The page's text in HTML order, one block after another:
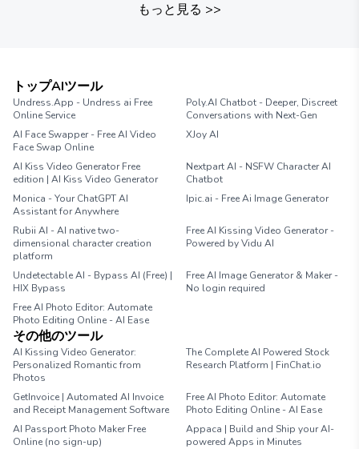
もっと見る >>
トップAIツール
Undress.App - Undress ai Free
Online Service
Poly.AI Chatbot - Deeper, Discreet
Conversations with Next-Gen
AI Face Swapper - Free AI Video
Face Swap Online
XJoy AI
AI Kiss Video Generator Free
edition | AI Kiss Video Generator
Nextpart AI - NSFW Character AI
Chatbot
Monica - Your ChatGPT AI
Assistant for Anywhere
Ipic.ai - Free Ai Image Generator
Rubii AI - AI native two-
dimensional character creation
platform
Free AI Kissing Video Generator -
Powered by Vidu AI
Undetectable AI - Bypass AI (Free) |
HIX Bypass
Free AI Image Generator & Maker -
No login required
Free AI Photo Editor: Automate
Photo Editing Online - AI Ease
その他のツール
AI Kissing Video Generator:
Personalized Romantic from
Photos
The Complete AI Powered Stock
Research Platform | FinChat.io
GetInvoice | Automated AI Invoice
and Receipt Management Software
Free AI Photo Editor: Automate
Photo Editing Online - AI Ease
AI Passport Photo Maker Free
Online (no sign-up)
Appaca | Build and Ship your AI-
powered Apps in Minutes